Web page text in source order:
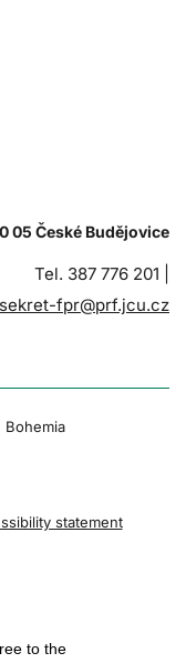
05 České Budějovice
Tel. 387 776 201 |
sekret-fpr@prf.jcu.cz
statement
to the